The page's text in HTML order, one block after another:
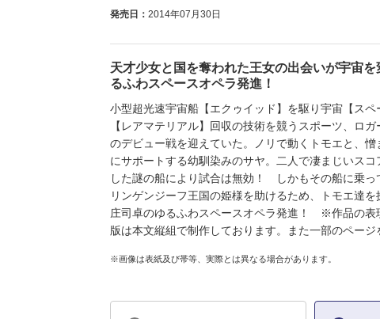
発売日： 2014年07月30日
天才少女と国を奪われた王女の出会いが宇宙
るふわスペースオペラ発進！
小型超光速宇宙船【エクゥイッド】を駆り宇宙【ス
【レアマテリアル】回収の技術を競うスポーツ、ロ
のデビュー戦を迎えていた。ノリで動くトモエと、
にサポートする幼馴染みのサヤ。二人で凄まじいス
した謎の船により試合は無効！ しかもその船に乗っ
リンゲンジーフ王国の姫様を助けるため、トモエ
庄司卓のゆるふわスペースオペラ発進！ ※作品の表
版は本文縦組で制作しております。また一部のペー
※画像は表紙及び帯等、実際とは異なる場合があります。